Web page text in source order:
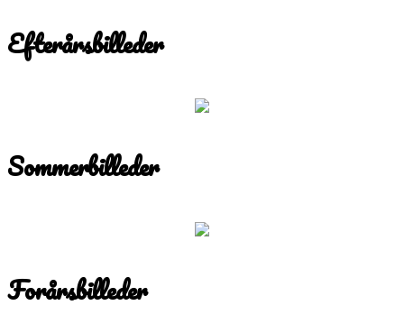
Efterårsbilleder
Sommerbilleder
Forårsbilleder